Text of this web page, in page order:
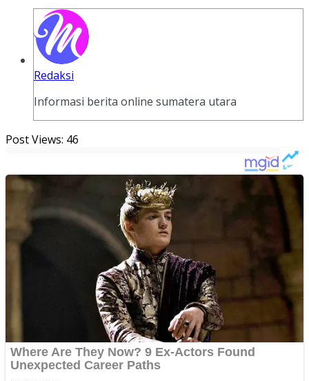
Redaksi
Informasi berita online sumatera utara
Post Views: 46